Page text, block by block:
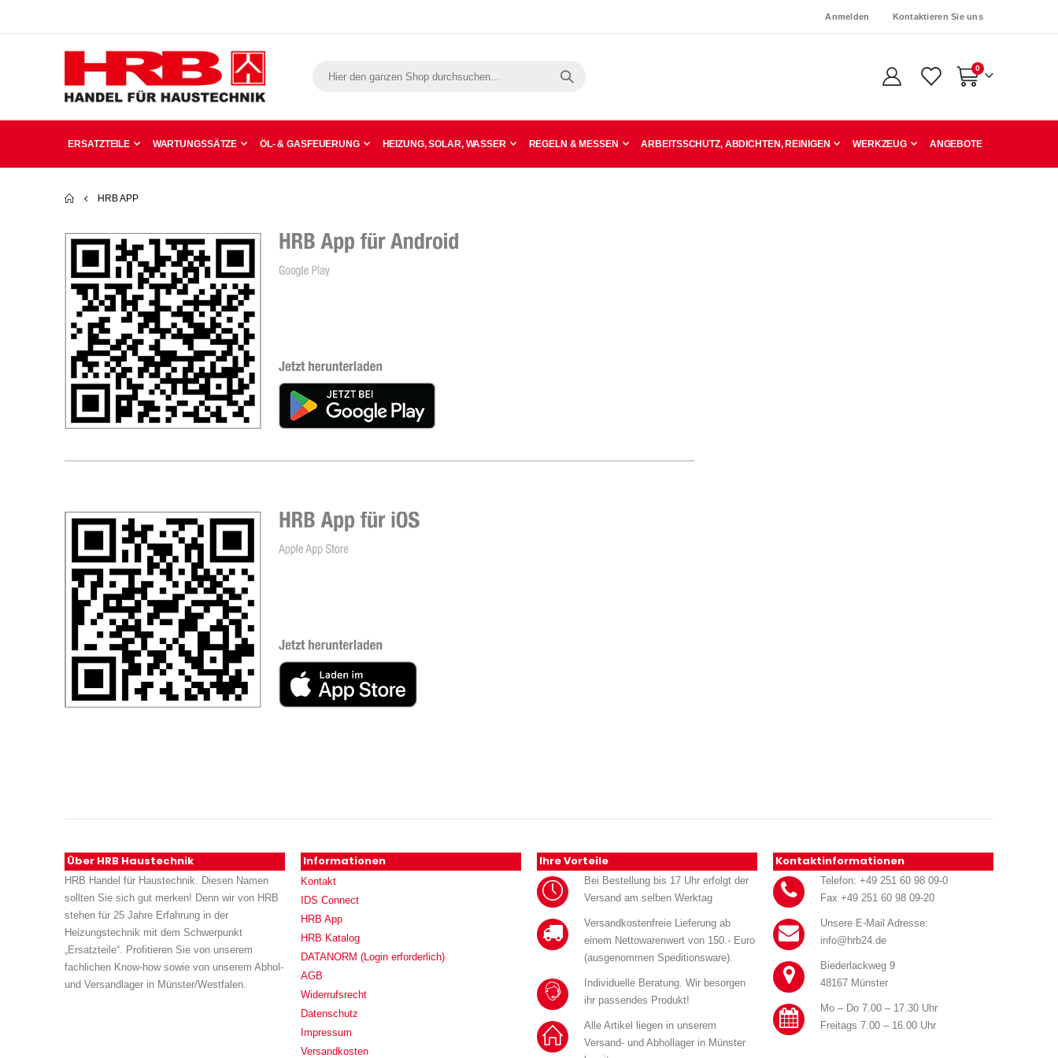
Anmelden Kontaktieren Sie uns
Warenkorb
0Artikel
ERSATZTEILE WARTUNGSSÄTZE ÖL- & GASFEUERUNG HEIZUNG, SOLAR, WASSER REGELN & MESSEN ARBEITSSCHUTZ, ABDICHTEN, REINIGEN WERKZEUG ANGEBOTE
HRB APP
Über HRB Haustechnik
HRB Handel für Haustechnik. Diesen Namen
sollten Sie sich gut merken! Denn wir von HRB
stehen für 25 Jahre Erfahrung in der
Heizungstechnik mit dem Schwerpunkt
„Ersatzteile“. Profitieren Sie von unserem
fachlichen Know-how sowie von unserem Abhol-
und Versandlager in Münster/Westfalen.
Informationen
Kontakt
IDS Connect
HRB App
HRB Katalog
DATANORM (Login erforderlich)
AGB
Widerrufsrecht
Datenschutz
Impressum
Versandkosten
Ihre Vorteile
Bei Bestellung bis 17 Uhr erfolgt der
Versand am selben Werktag
Versandkostenfreie Lieferung ab
einem Nettowarenwert von 150.- Euro
(ausgenommen Speditionsware).
Individuelle Beratung. Wir besorgen
ihr passendes Produkt!
Alle Artikel liegen in unserem
Versand- und Abhollager in Münster
Kontaktinformationen
Telefon: +49 251 60 98 09-0
Fax +49 251 60 98 09-20
Unsere E-Mail Adresse:
info@hrb24.de
Biederlackweg 9
48167 Münster
Mo – Do 7.00 – 17.30 Uhr
Freitags 7.00 – 16.00 Uhr